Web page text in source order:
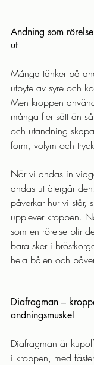
Andning som
ut
Många tänker på
utbyte av syre och
Men kroppen
många fler sätt än
och utandning
form, volym och
När vi andas in
andas ut återgår
påverkar hur vi står,
upplever kroppen.
som en rörelse blir
bara sker i
hela bålen och
Diafragman –
andningsmuskel
Diafragman är
i kroppen, med